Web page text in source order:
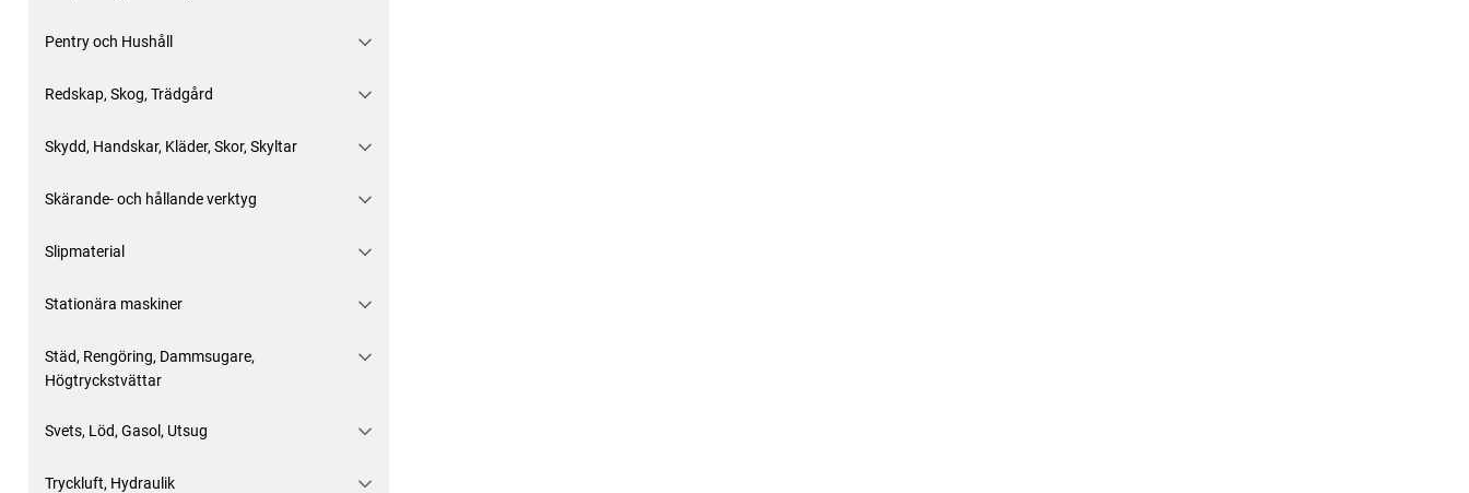
Pentry och Hushåll
Redskap, Skog, Trädgård
Skydd, Handskar, Kläder, Skor, Skyltar
Skärande- och hållande verktyg
Slipmaterial
Stationära maskiner
Städ, Rengöring, Dammsugare,
Högtryckstvättar
Svets, Löd, Gasol, Utsug
Tryckluft, Hydraulik